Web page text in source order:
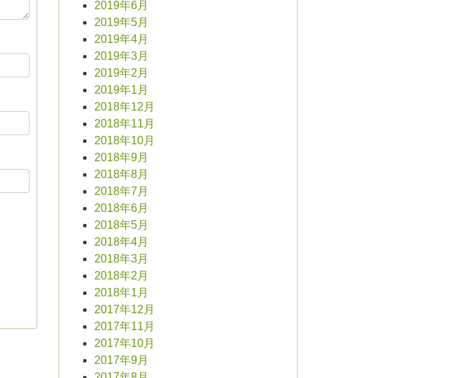
2019年6月
2019年5月
2019年4月
2019年3月
2019年2月
2019年1月
2018年12月
2018年11月
2018年10月
2018年9月
2018年8月
2018年7月
2018年6月
2018年5月
2018年4月
2018年3月
2018年2月
2018年1月
2017年12月
2017年11月
2017年10月
2017年9月